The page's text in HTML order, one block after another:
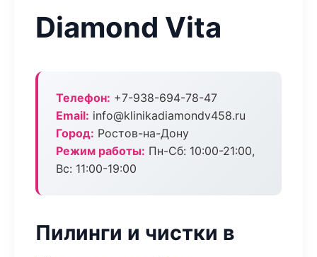
Diamond Vita
Телефон: +7-938-694-78-47
Email: info@klinikadiamondv458.ru
Город: Ростов-на-Дону
Режим работы: Пн-Сб: 10:00-21:00,
Вс: 11:00-19:00
Пилинги и чистки в